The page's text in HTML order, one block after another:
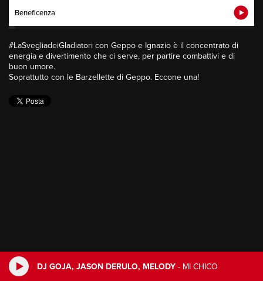
DJ GOJA, JASON DERULO, MELODY - MI CHICO
Beneficenza
#LaSvegliadeiGladiatori con Geppo e Ignazio è il concentrato di
energia e divertimento che ci serve, per partire combattivi e di
buon umore.
Soprattutto con le Barzellette di Geppo. Eccone una!